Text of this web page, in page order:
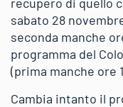
sabato 28
seconda manche
programma del
(prima manche ore
Cambia intanto il